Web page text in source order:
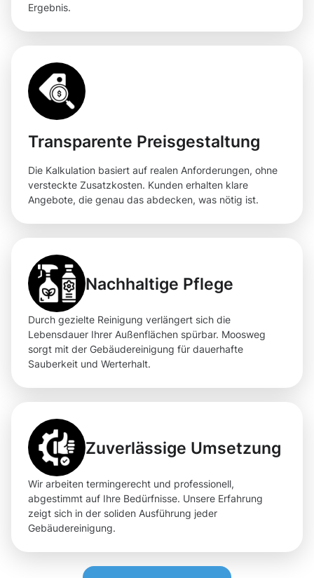
Ergebnis.
Transparente Preisgestaltung
Die Kalkulation basiert auf realen Anforderungen, ohne
versteckte Zusatzkosten. Kunden erhalten klare
Angebote, die genau das abdecken, was nötig ist.
Nachhaltige Pflege
Durch gezielte Reinigung verlängert sich die
Lebensdauer Ihrer Außenflächen spürbar. Moosweg
sorgt mit der Gebäudereinigung für dauerhafte
Sauberkeit und Werterhalt.
Zuverlässige Umsetzung
Wir arbeiten termingerecht und professionell,
abgestimmt auf Ihre Bedürfnisse. Unsere Erfahrung
zeigt sich in der soliden Ausführung jeder
Gebäudereinigung.